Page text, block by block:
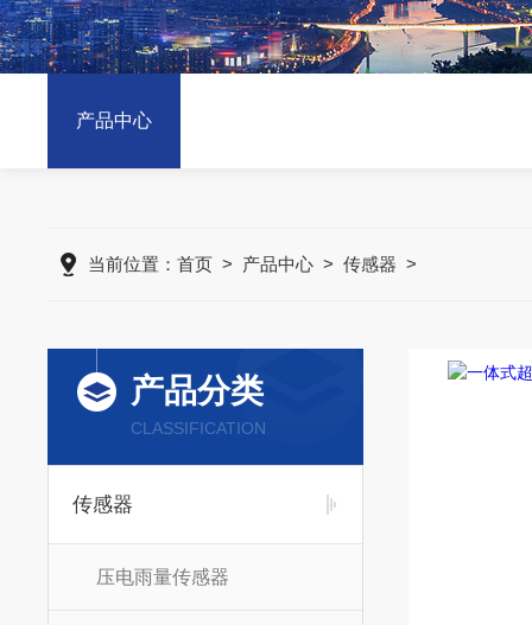
产品中心
当前位置：首页 > 产品中心 >传感器 >
产品分类
CLASSIFICATION
传感器
压电雨量传感器